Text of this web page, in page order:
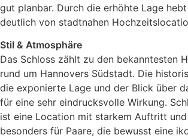
gut planbar. Durch die erhöhte Lage
deutlich von stadtnahen
Stil & Atmosphäre
Das Schloss zählt zu den bekanntesten
rund um Hannovers Südstadt. Die
die exponierte Lage und der Blick über
für eine sehr eindrucksvolle Wirkung.
ist eine Location mit starkem Auftritt
besonders für Paare, die bewusst eine